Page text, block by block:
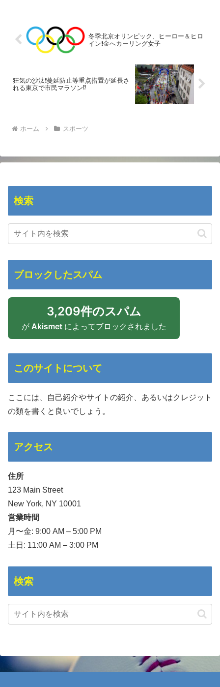
冬季北京オリンピック、ヒーロー＆ヒロ
イン❗金へカーリング女子
狂気の沙汰❗蔓延防止等重点措置が延長さ
れる東京で市民マラソン⁉️
ホーム スポーツ
検索
ブロックしたスパム
3,209件のスパム
が Akismetによってブロックされました
このサイトについて
ここには、自己紹介やサイトの紹介、あるいはクレジット
の類を書くと良いでしょう。
アクセス
住所
123 Main Street
New York, NY 10001
営業時間
月〜金: 9:00 AM – 5:00 PM
土日: 11:00 AM – 3:00 PM
検索